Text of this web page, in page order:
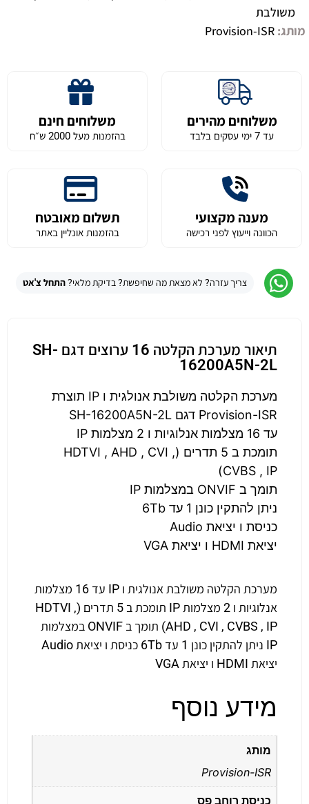
משולבת
מותג:Provision-ISR
משלוחים מהירים
עד 7 ימי עסקים בלבד
משלוחים חינם
בהזמנות מעל 2000 ש״ח
מענה מקצועי
הכוונה וייעוץ לפני רכישה
תשלום מאובטח
בהזמנות אונליין באתר
צריך עזרה? לא מצאת מה שחיפשת? בדיקת מלאי?התחל צ'אט
תיאור מערכת הקלטה 16 ערוצים דגם SH-
16200A5N-2L
מערכת הקלטה משולבת אנולגית ו IP תוצרת
Provision-ISR דגם SH-16200A5N-2L
עד 16 מצלמות אנלוגיות ו 2 מצלמות IP
תומכת ב 5 תדרים (HDTVI , AHD , CVI ,
CVBS , IP)
תומך ב ONVIF במצלמות IP
ניתן להתקין כונן 1 עד 6Tb
כניסת ו יציאת Audio
יציאת HDMI ו יציאת VGA
מערכת הקלטה משולבת אנולגית ו IP עד 16 מצלמות
אנלוגיות ו 2 מצלמות IP תומכת ב 5 תדרים (HDTVI ,
AHD , CVI , CVBS , IP) תומך ב ONVIF במצלמות
IP ניתן להתקין כונן 1 עד 6Tb כניסת ו יציאת Audio
יציאת HDMI ו יציאת VGA
מידע נוסף
מותג
Provision-ISR
כניסת רוחב פס